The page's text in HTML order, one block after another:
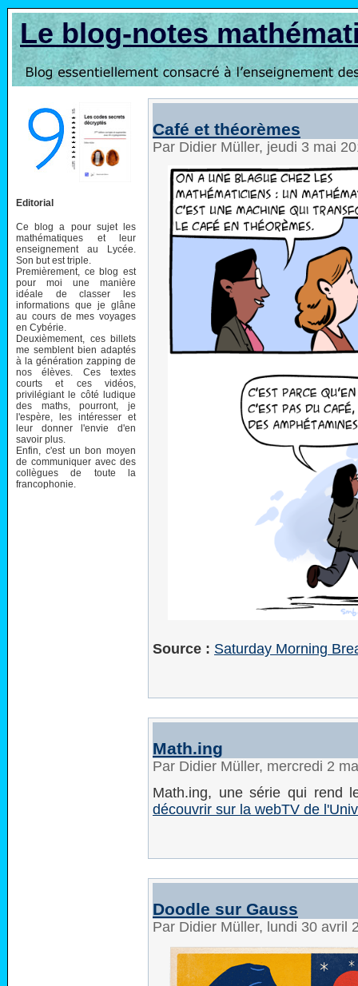
Le blog-notes
Editorial
Ce blog a pour sujet les
mathématiques et leur
enseignement au Lycée.
Son but est triple.
Premièrement, ce blog est
pour moi une manière
idéale de classer les
informations que je glâne
au cours de mes voyages
en Cybérie.
Deuxièmement, ces billets
me semblent bien adaptés
à la génération zapping de
nos élèves. Ces textes
courts et ces vidéos,
privilégiant le côté ludique
des maths, pourront, je
l'espère, les intéresser et
leur donner l'envie d'en
savoir plus.
Enfin, c'est un bon moyen
de communiquer avec des
collègues de toute la
francophonie.
Café et théorèmes
Par Didier Müller, jeudi 3 mai
Source : Saturday Morning
Math.ing
Par Didier Müller, mercredi 2
Math.ing, une série qui rend
découvrir sur la webTV de
Doodle sur Gauss
Par Didier Müller, lundi 30 avril